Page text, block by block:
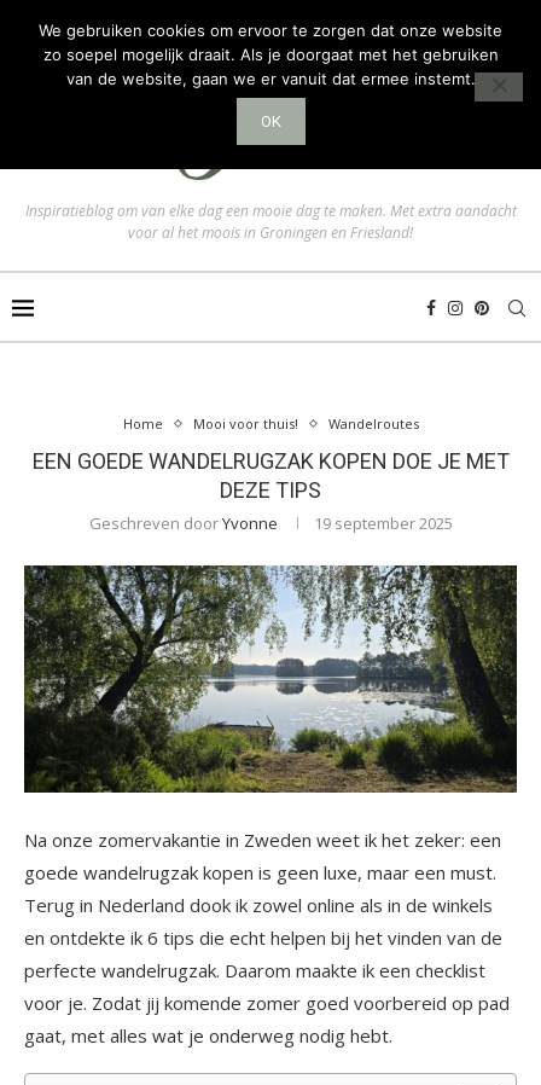
Inspiratieblog om van elke dag een mooie dag te maken. Met extra aandacht
voor al het moois in Groningen en Friesland!
Home Mooi voor thuis! Wandelroutes
EEN GOEDE WANDELRUGZAK KOPEN DOE JE MET
DEZE TIPS
Geschreven doorYvonne 19 september 2025
Na onze zomervakantie in Zweden weet ik het zeker: een
goede wandelrugzak kopen is geen luxe, maar een must.
Terug in Nederland dook ik zowel online als in de winkels
en ontdekte ik 6 tips die echt helpen bij het vinden van de
perfecte wandelrugzak. Daarom maakte ik een checklist
voor je. Zodat jij komende zomer goed voorbereid op pad
gaat, met alles wat je onderweg nodig hebt.
We gebruiken cookies om ervoor te zorgen dat onze website
zo soepel mogelijk draait. Als je doorgaat met het gebruiken
van de website, gaan we er vanuit dat ermee instemt.
OK